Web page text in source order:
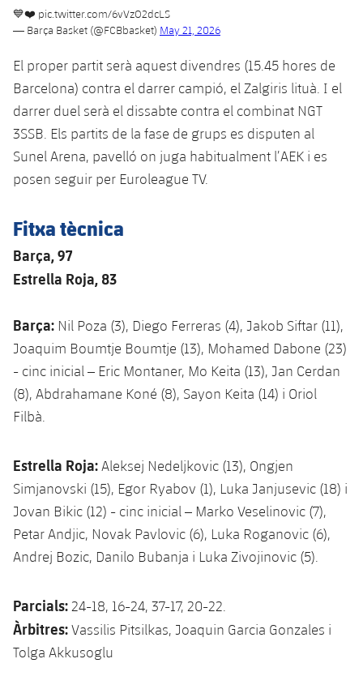
💙❤️ pic.twitter.com/6vVzO2dcLS
— Barça Basket (@FCBbasket) May 21, 2026
El proper partit serà aquest divendres (15.45 hores de
Barcelona) contra el darrer campió, el Zalgiris lituà. I el
darrer duel serà el dissabte contra el combinat NGT
3SSB. Els partits de la fase de grups es disputen al
Sunel Arena, pavelló on juga habitualment l’AEK i es
posen seguir per Euroleague TV.
Fitxa tècnica
Barça, 97
Estrella Roja, 83
Barça: Nil Poza (3), Diego Ferreras (4), Jakob Siftar (11),
Joaquim Boumtje Boumtje (13), Mohamed Dabone (23)
- cinc inicial – Eric Montaner, Mo Keita (13), Jan Cerdan
(8), Abdrahamane Koné (8), Sayon Keita (14) i Oriol
Filbà.
Estrella Roja: Aleksej Nedeljkovic (13), Ongjen
Simjanovski (15), Egor Ryabov (1), Luka Janjusevic (18) i
Jovan Bikic (12) - cinc inicial – Marko Veselinovic (7),
Petar Andjic, Novak Pavlovic (6), Luka Roganovic (6),
Andrej Bozic, Danilo Bubanja i Luka Zivojinovic (5).
Parcials: 24-18, 16-24, 37-17, 20-22.
Àrbitres:Vassilis Pitsilkas, Joaquin Garcia Gonzales i
Tolga Akkusoglu